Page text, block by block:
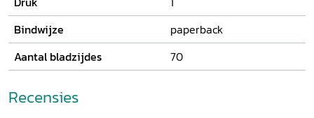
Bindwijze
paperback
Aantal bladzijdes
70
Recensies